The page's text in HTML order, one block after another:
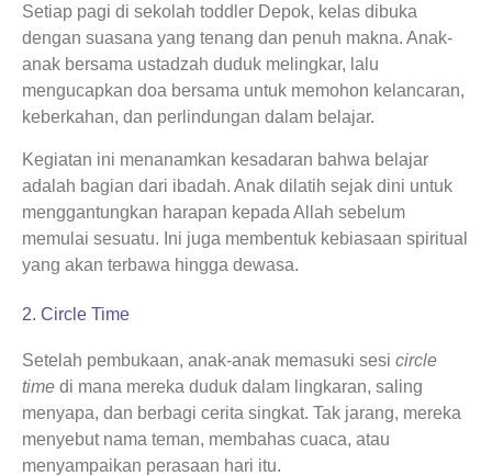
Setiap pagi di sekolah toddler Depok, kelas dibuka
dengan suasana yang tenang dan penuh makna. Anak-
anak bersama ustadzah duduk melingkar, lalu
mengucapkan doa bersama untuk memohon kelancaran,
keberkahan, dan perlindungan dalam belajar.
Kegiatan ini menanamkan kesadaran bahwa belajar
adalah bagian dari ibadah. Anak dilatih sejak dini untuk
menggantungkan harapan kepada Allah sebelum
memulai sesuatu. Ini juga membentuk kebiasaan spiritual
yang akan terbawa hingga dewasa.
2. Circle Time
Setelah pembukaan, anak-anak memasuki sesi circle
time di mana mereka duduk dalam lingkaran, saling
menyapa, dan berbagi cerita singkat. Tak jarang, mereka
menyebut nama teman, membahas cuaca, atau
menyampaikan perasaan hari itu.